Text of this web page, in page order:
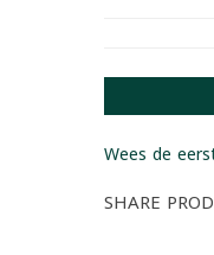
Wees de
SHARE